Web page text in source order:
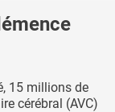
15 millions de
cérébral (AVC)